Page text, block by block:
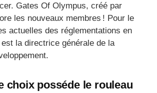
Gates Of Olympus, créé par
les nouveaux membres ! Pour le
actuelles des réglementations en
la directrice générale de la
choix posséde le rouleau